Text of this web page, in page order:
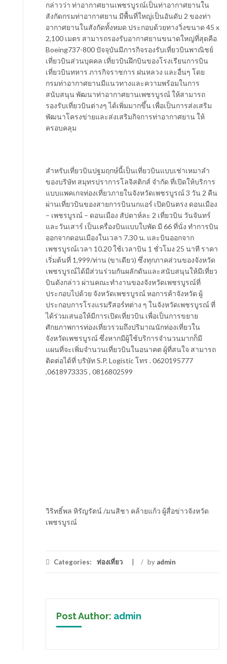
กล่าวว่า ท่าอากาศยานเพชรบูรณ์เป็นท่าอากาศยานใน
สังกัดกรมท่าอากาศยาน มีพื้นที่ใหญ่เป็นอันดับ 2 ของท่า
อากาศยานในสังกัดทั้งหมด ประกอบด้วยทางวิ่งขนาด 45 x
2,100 เมตร สามารถรองรับอากาศยานขนาดใหญ่ที่สุดคือ
Boeing737-800 ปัจจุบันมีภารกิจรองรับเที่ยวบินพาณิชย์
เที่ยวบินส่วนบุคคล เที่ยวบินฝึกบินของโรงเรียนการบิน
เที่ยวบินทหาร ภารกิจราชการ ฝนหลวง และอื่นๆ โดย
กรมท่าอากาศยานมีแนวทางและความพร้อมในการ
สนับสนุน พัฒนาท่าอากาศยานเพชรบูรณ์ ให้สามารถ
รองรับเที่ยวบินต่างๆ ได้เพิ่มมากขึ้น เพื่อเป็นการส่งเสริม
พัฒนาโครงข่ายและส่งเสริมกิจการท่าอากาศยาน ให้
ครอบคลุม
สำหรับเที่ยวบินปฐมฤกษ์นี้เป็นเที่ยวบินแบบเช่าเหมาลำ
ของบริษัท สมุทรปราการโลจิสติกส์ จำกัด ที่เปิดให้บริการ
แบบแพคเกจท่องเที่ยวภายในจังหวัดเพชรบูรณ์ 3 วัน 2 คืน
ผ่านเที่ยวบินของสายการบินนกแอร์ เปิดบินตรง ดอนเมือง
– เพชรบูรณ์ – ดอนเมือง สัปดาห์ละ 2 เที่ยวบิน วันจันทร์
และวันเสาร์ เป็นเครื่องบินแบบใบพัด มี 66 ที่นั่ง ทำการบิน
ออกจากดอนเมืองในเวลา 7.30 น. และบินออกจาก
เพชรบูรณ์เวลา 10.20 ใช้เวลาบิน 1 ชั่วโมง 25 นาที ราคา
เริ่มต้นที่ 1,999/ท่าน (ขาเดียว) ซึ่งทุกภาคส่วนของจังหวัด
เพชรบูรณ์ได้มีส่วนร่วมกันผลักดันและสนับสนุนให้มีเที่ยว
บินดังกล่าว ผ่านคณะทำงานของจังหวัดเพชรบูรณ์ที่
ประกอบไปด้วย จังหวัดเพชรบูรณ์ หอการค้าจังหวัด ผู้
ประกอบการโรงแรมรีสอร์ทต่าง ๆ ในจังหวัดเพชรบูรณ์ ที่
ได้ร่วมเสนอให้มีการเปิดเที่ยวบิน เพื่อเป็นการขยาย
ศักยภาพการท่องเที่ยวรวมถึงปริมาณนักท่องเที่ยวใน
จังหวัดเพชรบูรณ์ ซึ่งหากมีผู้ใช้บริการจำนวนมากก็มี
แผนที่จะเพิ่มจำนวนเที่ยวบินในอนาคต ผู้ที่สนใจ สามารถ
ติดต่อได้ที่ บริษัท S.P. Logistic โทร . 0620195777
,0618973335 , 0816802599
วิริทธิ์พล หิรัญรัตน์ /มนสิชา คล้ายแก้ว ผู้สื่อข่าวจังหวัด
เพชรบูรณ์
Categories: ท่องเที่ยว / by admin
Post Author: admin